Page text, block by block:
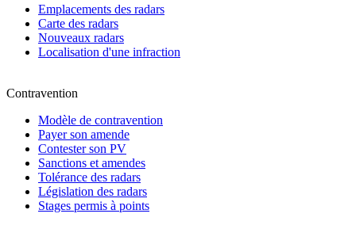
Emplacements des radars
Carte des radars
Nouveaux radars
Localisation d'une infraction
Contravention
Modèle de contravention
Payer son amende
Contester son PV
Sanctions et amendes
Tolérance des radars
Législation des radars
Stages permis à points